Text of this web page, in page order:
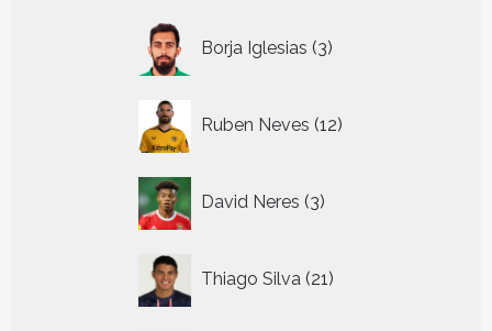
Borja Iglesias 3
producten
Ruben Neves 12
producten
David Neres 3
producten
Thiago Silva 21
producten